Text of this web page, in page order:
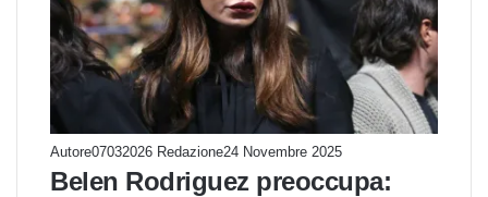
Autore07032026 Redazione24 Novembre 2025
Belen Rodriguez preoccupa: